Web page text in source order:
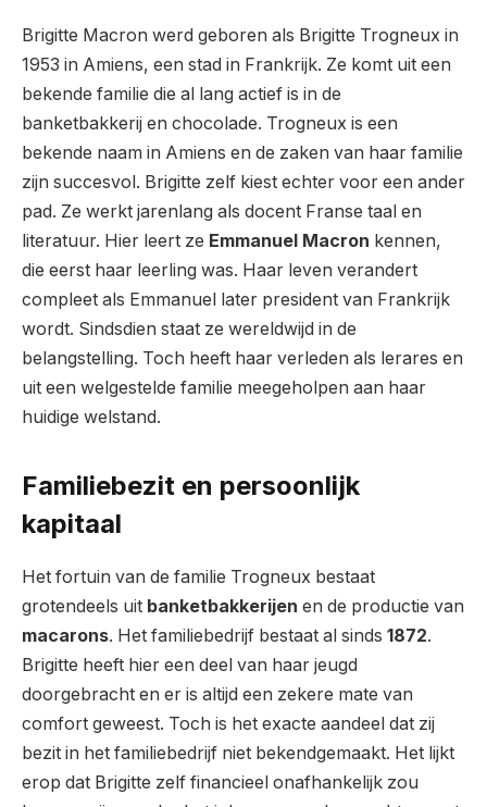
Brigitte Macron werd geboren als Brigitte Trogneux in
1953 in Amiens, een stad in Frankrijk. Ze komt uit een
bekende familie die al lang actief is in de
banketbakkerij en chocolade. Trogneux is een
bekende naam in Amiens en de zaken van haar familie
zijn succesvol. Brigitte zelf kiest echter voor een ander
pad. Ze werkt jarenlang als docent Franse taal en
literatuur. Hier leert ze Emmanuel Macron kennen,
die eerst haar leerling was. Haar leven verandert
compleet als Emmanuel later president van Frankrijk
wordt. Sindsdien staat ze wereldwijd in de
belangstelling. Toch heeft haar verleden als lerares en
uit een welgestelde familie meegeholpen aan haar
huidige welstand.
Familiebezit en persoonlijk
kapitaal
Het fortuin van de familie Trogneux bestaat
grotendeels uit banketbakkerijen en de productie van
macarons. Het familiebedrijf bestaat al sinds 1872.
Brigitte heeft hier een deel van haar jeugd
doorgebracht en er is altijd een zekere mate van
comfort geweest. Toch is het exacte aandeel dat zij
bezit in het familiebedrijf niet bekendgemaakt. Het lijkt
erop dat Brigitte zelf financieel onafhankelijk zou